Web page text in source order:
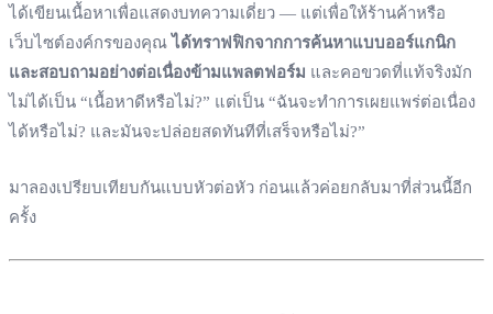
ได้เขียนเนื้อหาเพื่อแสดงบทความเดี่ยว — แต่เพื่อให้ร้านค้าหรือ
เว็บไซต์องค์กรของคุณ ได้ทราฟฟิกจากการค้นหาแบบออร์แกนิก
และสอบถามอย่างต่อเนื่องข้ามแพลตฟอร์ม และคอขวดที่แท้จริงมัก
ไม่ได้เป็น “เนื้อหาดีหรือไม่?” แต่เป็น “ฉันจะทำการเผยแพร่ต่อเนื่อง
ได้หรือไม่? และมันจะปล่อยสดทันทีที่เสร็จหรือไม่?”
มาลองเปรียบเทียบกันแบบหัวต่อหัว ก่อนแล้วค่อยกลับมาที่ส่วนนี้อีก
ครั้ง